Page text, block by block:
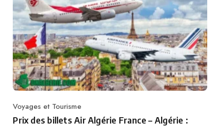
Category
Voyages et Tourisme
Prix des billets Air Algérie France – Algérie :